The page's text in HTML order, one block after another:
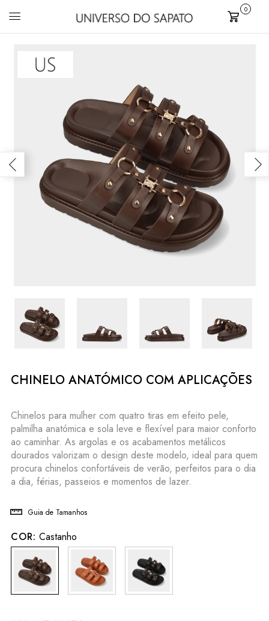
Carrinho
0
CHINELO ANATÓMICO COM APLICAÇÕES
Chinelos para mulher com quatro tiras em efeito pele,
palmilha anatómica e sola leve e flexível para maior conforto
ao caminhar. As argolas e os acabamentos metálicos
dourados valorizam o design deste modelo, ideal para quem
procura chinelos confortáveis de verão, perfeitos para o dia
a dia, férias, passeios e momentos de lazer.
Guia de Tamanhos
COR: Castanho